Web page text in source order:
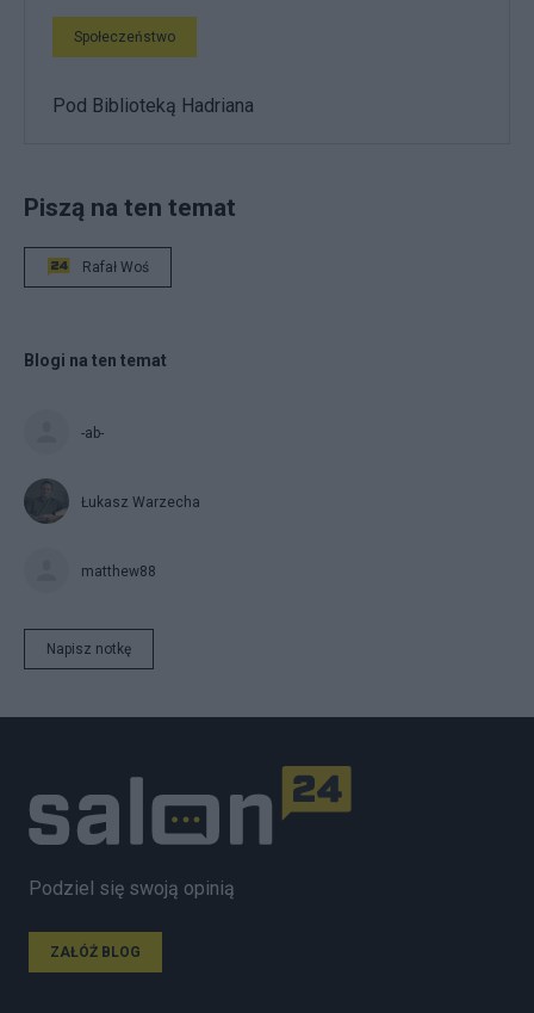
Społeczeństwo
Pod Biblioteką Hadriana
Piszą na ten temat
Rafał Woś
Blogi na ten temat
-ab-
Łukasz Warzecha
matthew88
Napisz notkę
Podziel się swoją opinią
ZAŁÓŻ BLOG